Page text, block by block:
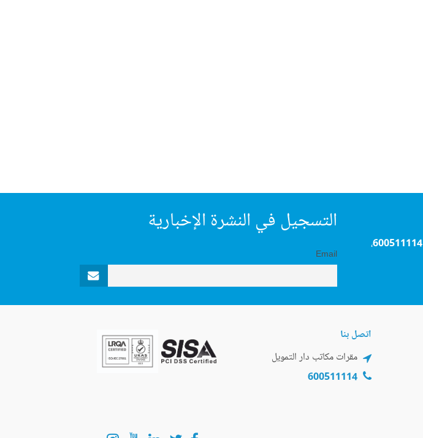
600511114،
التسجيل في النشرة الإخبارية
Email
اتصل بنا
مقرات مكاتب دار التمويل
600511114